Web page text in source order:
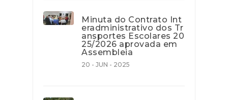
Minuta do Contrato Int
eradministrativo dos Tr
ansportes Escolares 20
25/2026 aprovada em
Assembleia
20 - JUN - 2025